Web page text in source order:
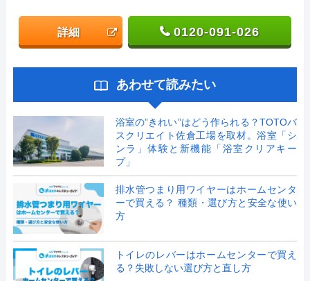
詳細 0120-091-026
あわせて読みたい
浴室の”きれい”はどう作られる？TOTOバ
スクリエイト佐倉工場を取材。浴室「シ
ンラ」体験と新機能「浴室クリアキー
プ」
排水管つまり用ワイヤーはホームセンタ
ーで買える？ 種類・選び方と安全な使い
方
トイレのレバーはホームセンターで買え
る？失敗しない選び方と直し方